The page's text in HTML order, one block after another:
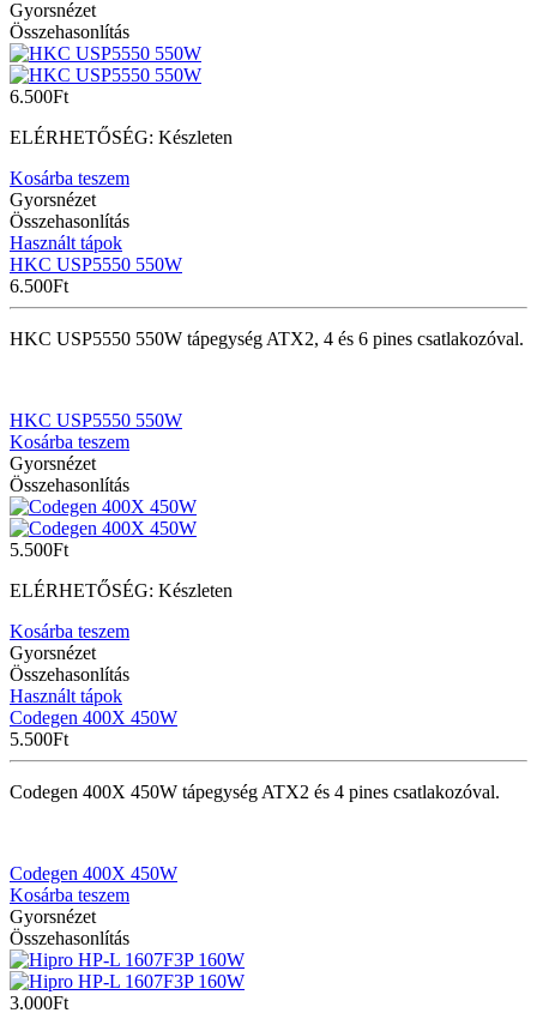
Gyorsnézet
Összehasonlítás
6.500Ft
ELÉRHETŐSÉG: Készleten
Kosárba teszem
Gyorsnézet
Összehasonlítás
Használt tápok
HKC USP5550 550W
6.500Ft
HKC USP5550 550W tápegység ATX2, 4 és 6 pines csatlakozóval.
HKC USP5550 550W
Kosárba teszem
Gyorsnézet
Összehasonlítás
5.500Ft
ELÉRHETŐSÉG: Készleten
Kosárba teszem
Gyorsnézet
Összehasonlítás
Használt tápok
Codegen 400X 450W
5.500Ft
Codegen 400X 450W tápegység ATX2 és 4 pines csatlakozóval.
Codegen 400X 450W
Kosárba teszem
Gyorsnézet
Összehasonlítás
3.000Ft